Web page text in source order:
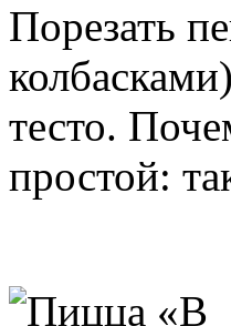
Порезать
тесто.
простой: